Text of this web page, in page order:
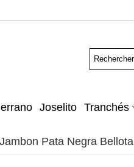
Joselito Tranchés
Jambon Pata Negra Bellota